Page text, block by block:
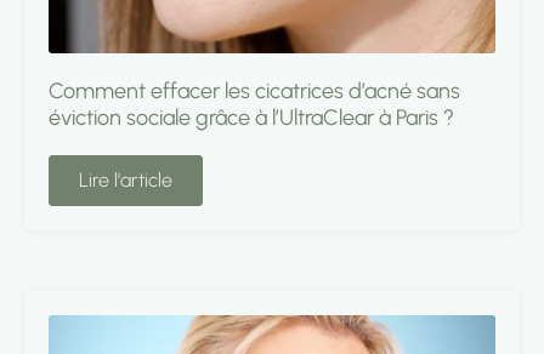
Comment effacer les cicatrices d’acné sans
éviction sociale grâce à l’UltraClear à Paris ?
Lire l'article